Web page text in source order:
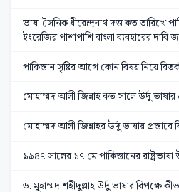
ভাষা সৈনিক ধীরেন্দ্রনাথ দত্ত কত তারিখে
ইংরেজির পাশাপাশি বাংলা ব্যবহারের দাবি
পাকিস্তান সৃষ্টির আগে কোন বিষয় নিয়ে
মোহাম্মদ আলী জিন্নাহ কত সালে উর্দু ভাষার
মোহাম্মদ আলী জিন্নাহর উর্দু ভাষায়
১৯৪৭ সালের ১৭ মে পাকিস্তানের রাষ্ট্রভাষা
ড. মুহাম্মদ শহীদুল্লাহ উর্দু ভাষার বিপক্ষে